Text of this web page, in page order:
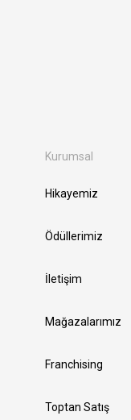
Kurumsal
Hikayemiz
Ödüllerimiz
İletişim
Mağazalarımız
Franchising
Toptan Satış